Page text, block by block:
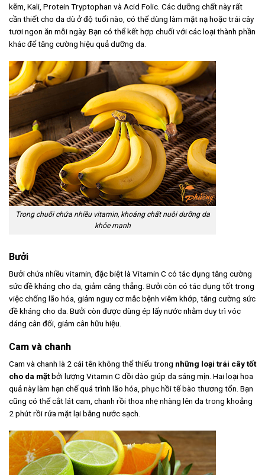
kẽm, Kali, Protein Tryptophan và Acid Folic. Các dưỡng chất này rất
cần thiết cho da dù ở độ tuổi nào, có thể dùng làm mặt nạ hoặc trái cây
tươi ngon ăn mỗi ngày. Bạn có thể kết hợp chuối với các loại thành phần
khác để tăng cường hiệu quả dưỡng da.
Trong chuối chứa nhiều vitamin, khoáng chất nuôi dưỡng da
khỏe mạnh
Bưởi
Bưởi chứa nhiều vitamin, đặc biệt là Vitamin C có tác dụng tăng cường
sức đề kháng cho da, giảm căng thẳng. Bưởi còn có tác dụng tốt trong
việc chống lão hóa, giảm nguy cơ mắc bệnh viêm khớp, tăng cường sức
đề kháng cho da. Bưởi còn được dùng ép lấy nước nhằm duy trì vóc
dáng cân đối, giảm cân hữu hiệu.
Cam và chanh
Cam và chanh là 2 cái tên không thể thiếu trong những loại trái cây tốt
cho da mặtbởi lượng Vitamin C dồi dào giúp da sáng mịn. Hai loại hoa
quả này làm hạn chế quá trình lão hóa, phục hồi tế bào thương tổn. Bạn
cũng có thể cắt lát cam, chanh rồi thoa nhẹ nhàng lên da trong khoảng
2 phút rồi rửa mặt lại bằng nước sạch.